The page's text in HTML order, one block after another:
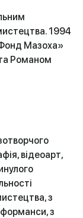
1994
Мазоха»
Романом
відеоарт,
з
з